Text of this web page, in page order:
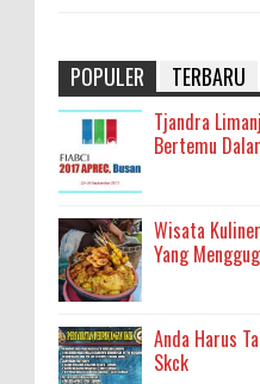
POPULER TERBARU
Tjandra
Bertemu
Wisata
Yang
Anda Harus
Skck